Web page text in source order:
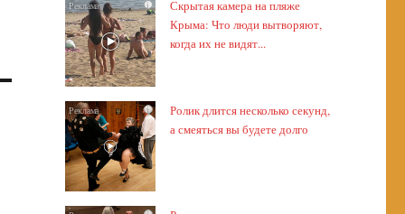
i
Скрытая камера на пляже
Крыма: Что люди вытворяют,
когда их не видят...
i
Ролик длится несколько секунд,
а смеяться вы будете долго